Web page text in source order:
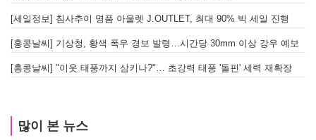
[세일정보] 침사추이 명품 아울렛 J.OUTLET, 최대 90% 빅 세일 진행
[홍콩날씨] 기상청, 황색 폭우 경보 발령…시간당 30mm 이상 강우 예보
[홍콩날씨] "이웃 태풍까지 삼키나?"… 초강력 태풍 '돌핀' 세력 재확장
많이 본 뉴스